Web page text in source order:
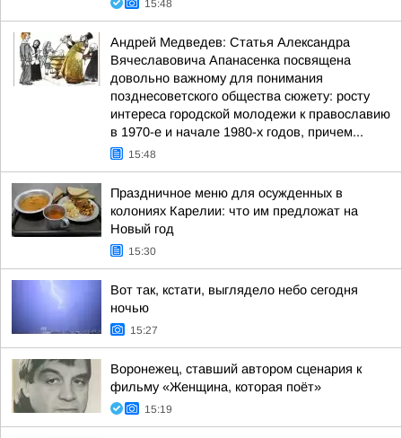
15:48
Андрей Медведев: Статья Александра
Вячеславовича Апанасенка посвящена
довольно важному для понимания
позднесоветского общества сюжету: росту
интереса городской молодежи к православию
в 1970-е и начале 1980-х годов, причем...
15:48
Праздничное меню для осужденных в
колониях Карелии: что им предложат на
Новый год
15:30
Вот так, кстати, выглядело небо сегодня
ночью
15:27
Воронежец, ставший автором сценария к
фильму «Женщина, которая поёт»
15:19